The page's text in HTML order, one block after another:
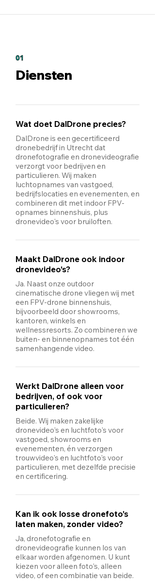
01
Diensten
Wat doet DalDrone precies?
DalDrone is een gecertificeerd
dronebedrijf in Utrecht dat
dronefotografie en dronevideografie
verzorgt voor bedrijven en
particulieren. Wij maken
luchtopnames van vastgoed,
bedrijfslocaties en evenementen, en
combineren dit met indoor FPV-
opnames binnenshuis, plus
dronevideo's voor bruiloften.
Maakt DalDrone ook indoor
dronevideo's?
Ja. Naast onze outdoor
cinematische drone vliegen wij met
een FPV-drone binnenshuis,
bijvoorbeeld door showrooms,
kantoren, winkels en
wellnessresorts. Zo combineren we
buiten- en binnenopnames tot één
samenhangende video.
Werkt DalDrone alleen voor
bedrijven, of ook voor
particulieren?
Beide. Wij maken zakelijke
dronevideo's en luchtfoto's voor
vastgoed, showrooms en
evenementen, én verzorgen
trouwvideo's en luchtfoto's voor
particulieren, met dezelfde precisie
en certificering.
Kan ik ook losse dronefoto's
laten maken, zonder video?
Ja, dronefotografie en
dronevideografie kunnen los van
elkaar worden afgenomen. U kunt
kiezen voor alleen foto's, alleen
video, of een combinatie van beide.